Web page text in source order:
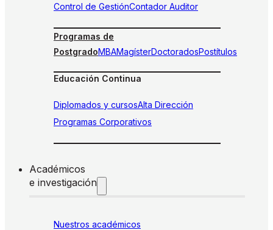
Control de GestiónContador Auditor
Programas de
PostgradoMBAMagísterDoctoradosPostítulos
Educación Continua
Diplomados y cursosAlta Dirección
Programas Corporativos
Académicos
e investigación
Nuestros académicos